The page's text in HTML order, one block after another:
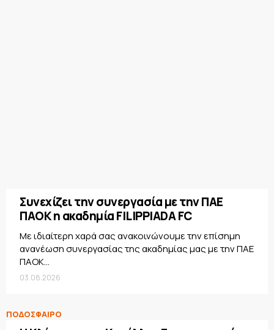
Συνεχίζει την συνεργασία με την ΠΑΕ
ΠΑΟΚ η ακαδημία FILIPPIADA FC
Με ιδιαίτερη χαρά σας ανακοινώνουμε την επίσημη
ανανέωση συνεργασίας της ακαδημίας μας με την ΠΑΕ
ΠΑΟΚ...
03.08.2026
ΠΟΔΟΣΦΑΙΡΟ